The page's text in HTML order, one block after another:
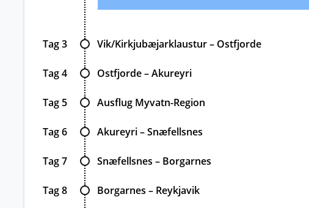
Tag 3 Vik/Kirkjubæjarklaustur – Ostfjorde
Tag 4 Ostfjorde – Akureyri
Tag 5 Ausflug Myvatn-Region
Tag 6 Akureyri – Snæfellsnes
Tag 7 Snæfellsnes – Borgarnes
Tag 8 Borgarnes – Reykjavik